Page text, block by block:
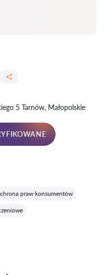
5 Tarnów, Małopolskie
praw konsumentów